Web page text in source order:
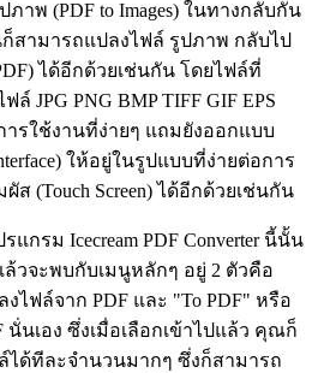
าพ (PDF to Images) ในทางกลับกัน
สามารถแปลงไฟล์ รูปภาพ กลับไป
ได้อีกด้วยเช่นกัน โดยไฟล์ที่
JPG PNG BMP TIFF GIF EPS
รใช้งานที่ง่ายๆ แถมยังออกแบบ
ให้อยู่ในรูปแบบที่ง่ายต่อการ
(Touch Screen) ได้อีกด้วยเช่นกัน
กรม Icecream PDF Converter นี้นั้น
ล้วจะพบกับเมนูหลักๆ อยู่ 2 ตัวคือ
งไฟล์จาก PDF และ "To PDF" หรือ
นั่นเอง ซึ่งเมื่อเลือกเข้าไปแล้ว คุณก็
ได้ทีละจำนวนมากๆ ซึ่งก็สามารถ